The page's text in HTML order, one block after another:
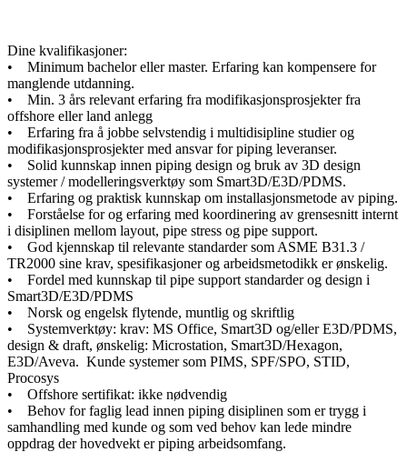
Dine kvalifikasjoner:
• Minimum bachelor eller master. Erfaring kan kompensere for
manglende utdanning.
• Min. 3 års relevant erfaring fra modifikasjonsprosjekter fra
offshore eller land anlegg
• Erfaring fra å jobbe selvstendig i multidisipline studier og
modifikasjonsprosjekter med ansvar for piping leveranser.
• Solid kunnskap innen piping design og bruk av 3D design
systemer / modelleringsverktøy som Smart3D/E3D/PDMS.
• Erfaring og praktisk kunnskap om installasjonsmetode av piping.
• Forståelse for og erfaring med koordinering av grensesnitt internt
i disiplinen mellom layout, pipe stress og pipe support.
• God kjennskap til relevante standarder som ASME B31.3 /
TR2000 sine krav, spesifikasjoner og arbeidsmetodikk er ønskelig.
• Fordel med kunnskap til pipe support standarder og design i
Smart3D/E3D/PDMS
• Norsk og engelsk flytende, muntlig og skriftlig
• Systemverktøy: krav: MS Office, Smart3D og/eller E3D/PDMS,
design & draft, ønskelig: Microstation, Smart3D/Hexagon,
E3D/Aveva. Kunde systemer som PIMS, SPF/SPO, STID,
Procosys
• Offshore sertifikat: ikke nødvendig
• Behov for faglig lead innen piping disiplinen som er trygg i
samhandling med kunde og som ved behov kan lede mindre
oppdrag der hovedvekt er piping arbeidsomfang.